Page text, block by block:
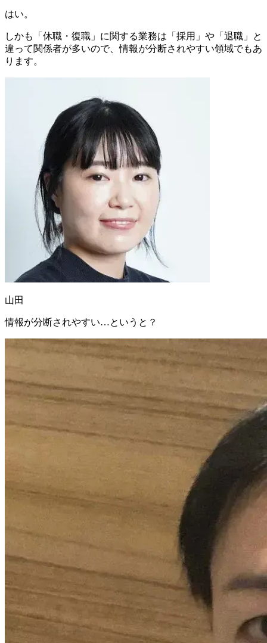
はい。
しかも「休職・復職」に関する業務は「採用」や「退職」と
違って関係者が多いので、情報が分断されやすい領域でもあ
ります。
山田
情報が分断されやすい…というと？